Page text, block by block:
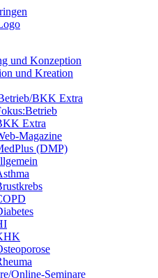
und Konzeption
und Kreation
BKK Extra
Extra
Magazine
(DMP)
Online-Seminare